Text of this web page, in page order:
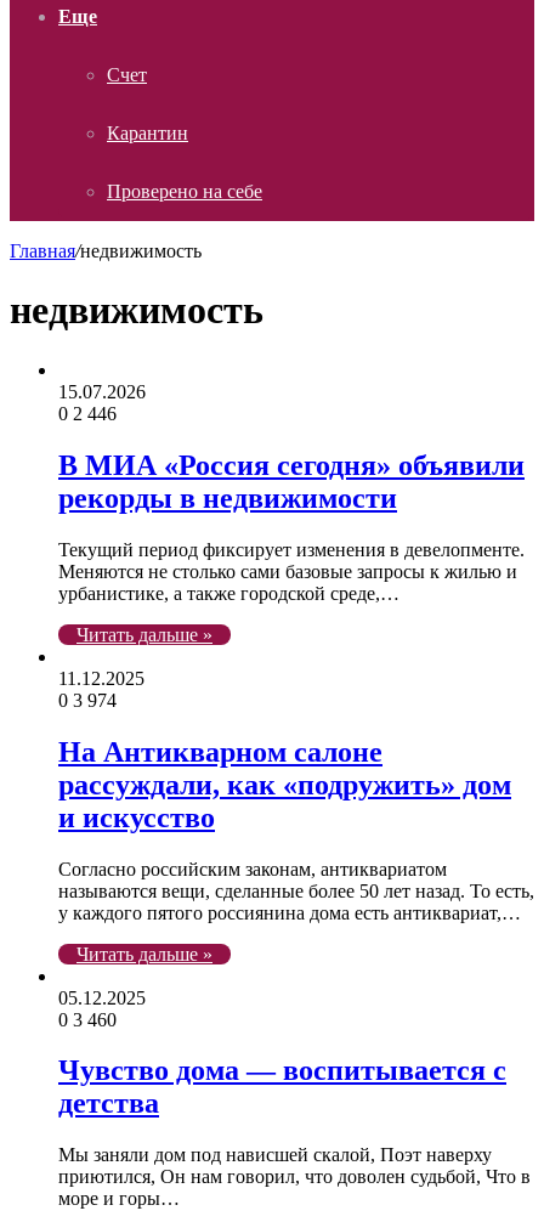
Еще
Счет
Карантин
Проверено на себе
Главная/недвижимость
недвижимость
15.07.2026
0 2 446
В МИА «Россия сегодня» объявили
рекорды в недвижимости
Текущий период фиксирует изменения в девелопменте.
Меняются не столько сами базовые запросы к жилью и
урбанистике, а также городской среде,…
Читать дальше »
11.12.2025
0 3 974
На Антикварном салоне
рассуждали, как «подружить» дом
и искусство
Согласно российским законам, антиквариатом
называются вещи, сделанные более 50 лет назад. То есть,
у каждого пятого россиянина дома есть антиквариат,…
Читать дальше »
05.12.2025
0 3 460
Чувство дома — воспитывается с
детства
Мы заняли дом под нависшей скалой, Поэт наверху
приютился, Он нам говорил, что доволен судьбой, Что в
море и горы…